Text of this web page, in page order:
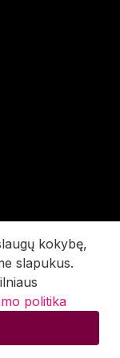
kokybę,
slapukus.
politika